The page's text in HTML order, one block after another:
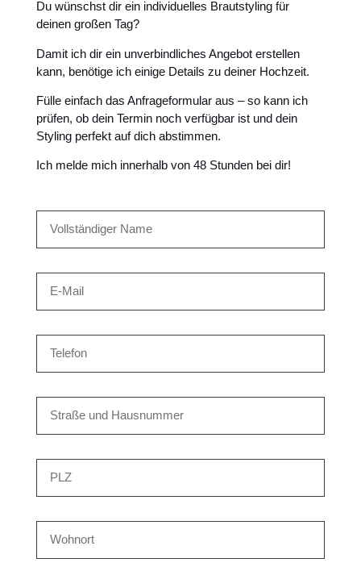
Du wünschst dir ein individuelles Brautstyling für
deinen großen Tag?
Damit ich dir ein unverbindliches Angebot erstellen
kann, benötige ich einige Details zu deiner Hochzeit.
Fülle einfach das Anfrageformular aus – so kann ich
prüfen, ob dein Termin noch verfügbar ist und dein
Styling perfekt auf dich abstimmen.
Ich melde mich innerhalb von 48 Stunden bei dir!